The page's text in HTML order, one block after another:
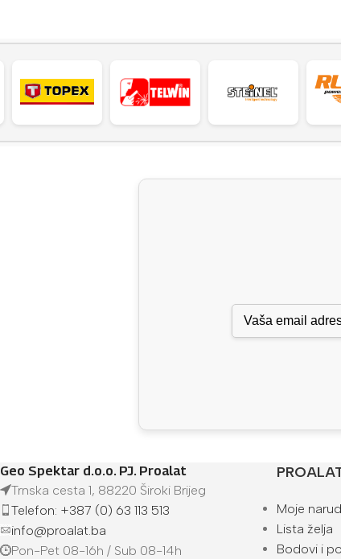
Geo Spektar d.o.o. PJ. Proalat
Trnska cesta 1, 88220 Široki Brijeg
Telefon: +387 (0) 63 113 513
info@proalat.ba
Pon-Pet 08-16h / Sub 08-14h
Moje
Lista želja
Bodovi i